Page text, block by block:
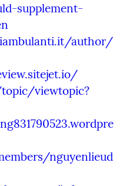
supplement-
author/
viewtopic?
nguyenlieud